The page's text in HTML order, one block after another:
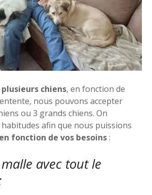
plusieurs chiens, en fonction de
nous pouvons accepter
ou 3 grands chiens. On
habitudes afin que nous puissions
fonction de vos besoins:
avec tout le